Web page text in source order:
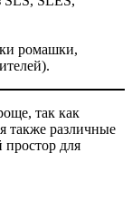
ромашки,
так как
также различные
для